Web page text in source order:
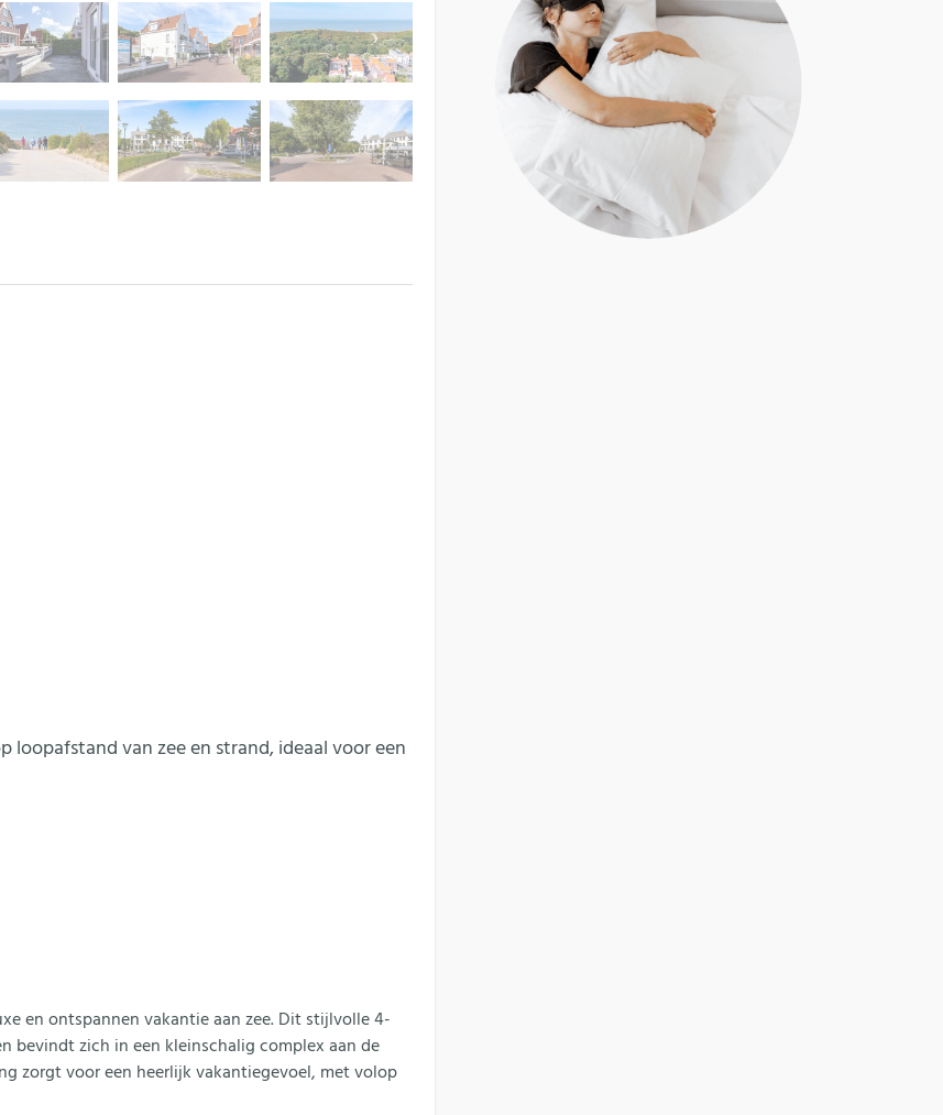
loopafstand van zee en strand, ideaal voor een
en ontspannen vakantie aan zee. Dit stijlvolle 4-
bevindt zich in een kleinschalig complex aan de
zorgt voor een heerlijk vakantiegevoel, met volop